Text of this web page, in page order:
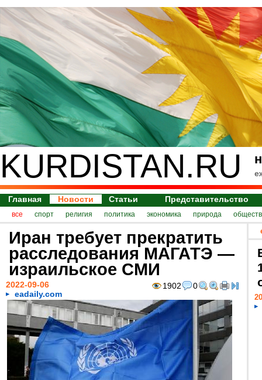
KURDISTAN.RU
Главная Новости Статьи Представительство
все спорт религия политика экономика природа
Иран требует прекратить
расследования МАГАТЭ —
израильское СМИ
1902 0
2022-09-06
eadaily.com